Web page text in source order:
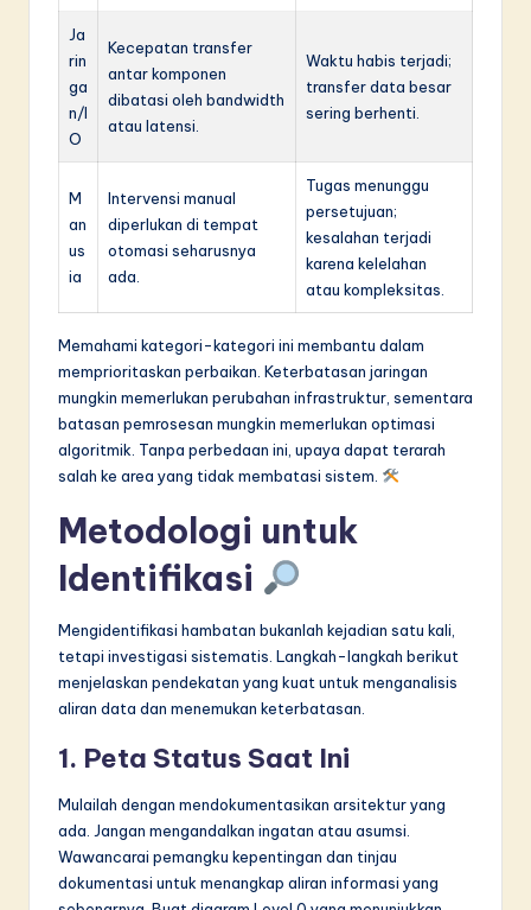
Ja
rin
ga
n/I
O
Kecepatan transfer
antar komponen
dibatasi oleh bandwidth
atau latensi.
Waktu habis terjadi;
transfer data besar
sering berhenti.
M
an
us
ia
Intervensi manual
diperlukan di tempat
otomasi seharusnya
ada.
Tugas menunggu
persetujuan;
kesalahan terjadi
karena kelelahan
atau kompleksitas.
Memahami kategori-kategori ini membantu dalam
memprioritaskan perbaikan. Keterbatasan jaringan
mungkin memerlukan perubahan infrastruktur, sementara
batasan pemrosesan mungkin memerlukan optimasi
algoritmik. Tanpa perbedaan ini, upaya dapat terarah
salah ke area yang tidak membatasi sistem.
Metodologi untuk
Identifikasi
Mengidentifikasi hambatan bukanlah kejadian satu kali,
tetapi investigasi sistematis. Langkah-langkah berikut
menjelaskan pendekatan yang kuat untuk menganalisis
aliran data dan menemukan keterbatasan.
1. Peta Status Saat Ini
Mulailah dengan mendokumentasikan arsitektur yang
ada. Jangan mengandalkan ingatan atau asumsi.
Wawancarai pemangku kepentingan dan tinjau
dokumentasi untuk menangkap aliran informasi yang